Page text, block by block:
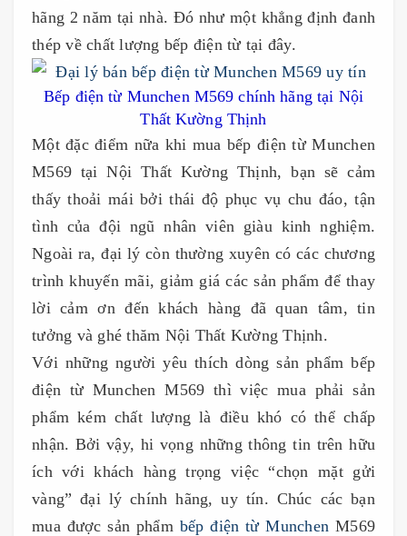
hãng 2 năm tại nhà. Đó như một khẳng định đanh
thép về chất lượng bếp điện từ tại đây.
Bếp điện từ Munchen M569 chính hãng tại Nội
Thất Kường Thịnh
Một đặc điểm nữa khi mua bếp điện từ Munchen
M569 tại Nội Thất Kường Thịnh, bạn sẽ cảm
thấy thoải mái bởi thái độ phục vụ chu đáo, tận
tình của đội ngũ nhân viên giàu kinh nghiệm.
Ngoài ra, đại lý còn thường xuyên có các chương
trình khuyến mãi, giảm giá các sản phẩm để thay
lời cảm ơn đến khách hàng đã quan tâm, tin
tưởng và ghé thăm Nội Thất Kường Thịnh.
Với những người yêu thích dòng sản phẩm bếp
điện từ Munchen M569 thì việc mua phải sản
phẩm kém chất lượng là điều khó có thể chấp
nhận. Bởi vậy, hi vọng những thông tin trên hữu
ích với khách hàng trọng việc “chọn mặt gửi
vàng” đại lý chính hãng, uy tín. Chúc các bạn
mua được sản phẩm bếp điện từ Munchen M569